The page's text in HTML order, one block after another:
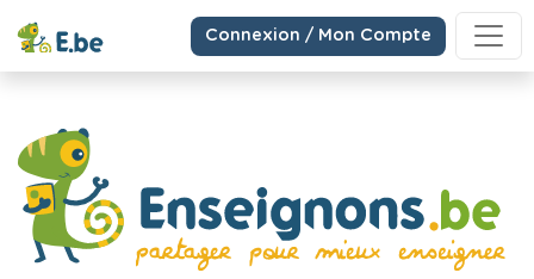
Connexion / Mon Compte